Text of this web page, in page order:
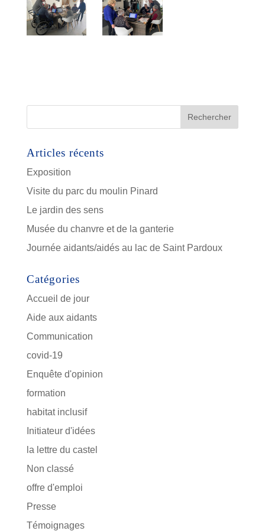
Articles récents
Exposition
Visite du parc du moulin Pinard
Le jardin des sens
Musée du chanvre et de la ganterie
Journée aidants/aidés au lac de Saint Pardoux
Catégories
Accueil de jour
Aide aux aidants
Communication
covid-19
Enquête d'opinion
formation
habitat inclusif
Initiateur d'idées
la lettre du castel
Non classé
offre d'emploi
Presse
Témoignages